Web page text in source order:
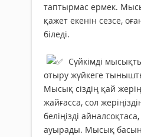
таптырмас ермек.
қажет екенін сезсе,
біледі.
Сүйкімді
отыру жүйкеге
Мысық сіздің қай
жайғасса, сол
беліңізді айналсоқтаса,
ауырады. Мысық